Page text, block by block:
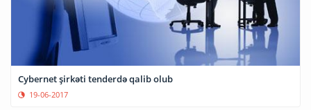
Cybernet şirkəti tenderdə qalib olub
19-06-2017